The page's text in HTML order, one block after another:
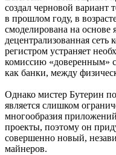
создал черновой вариант
в прошлом году, в
смоделирована на основе
децентрализованная сеть
регистром устраняет
комиссию «доверенным»
как банки, между
Однако мистер Бутерин
является слишком
многообразия
проекты, поэтому он
совершенно новый,
майнеров.